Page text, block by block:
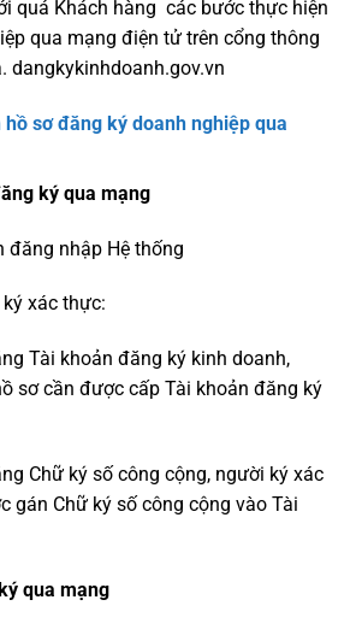
quá Khách hàng các bước thực hiện
qua mạng điện tử trên cổng thông
dangkykinhdoanh.gov.vn
sơ đăng ký doanh nghiệp qua
ký qua mạng
đăng nhập Hệ thống
xác thực:
Tài khoản đăng ký kinh doanh,
sơ cần được cấp Tài khoản đăng ký
Chữ ký số công cộng, người ký xác
gán Chữ ký số công cộng vào Tài
qua mạng